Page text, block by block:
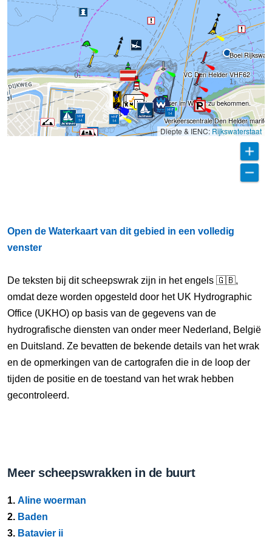
Verkeerscentrale Den Helder
VC Den Helder VHF62
Boei
Frischwasser im Winter zu bekommen.
Diepte & IENC: Rijkswaterstaat
Open de Waterkaart van dit gebied in een volledig
venster
De teksten bij dit scheepswrak zijn in het engels 🇬🇧,
omdat deze worden opgesteld door het UK Hydrographic
Office (UKHO) op basis van de gegevens van de
hydrografische diensten van onder meer Nederland, België
en Duitsland. Ze bevatten de bekende details van het wrak
en de opmerkingen van de cartografen die in de loop der
tijden de positie en de toestand van het wrak hebben
gecontroleerd.
Meer scheepswrakken in de buurt
1. Aline woerman
2. Baden
3. Batavier ii